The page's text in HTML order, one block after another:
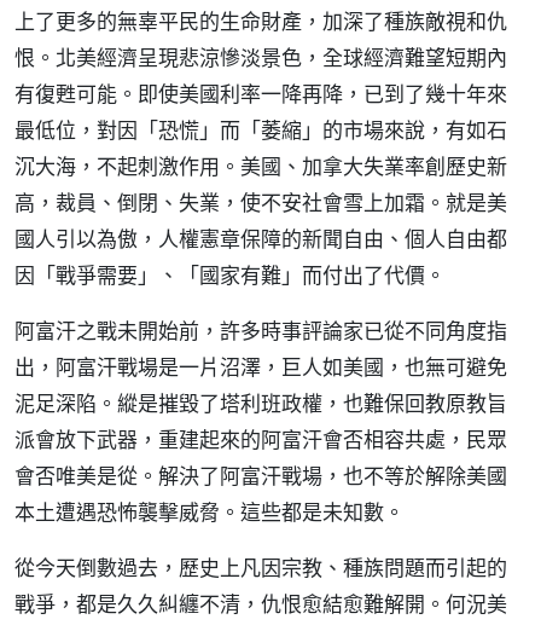
上了更多的無辜平民的生命財產，加深了種族敵視和仇
恨。北美經濟呈現悲涼慘淡景色，全球經濟難望短期內
有復甦可能。即使美國利率一降再降，已到了幾十年來
最低位，對因「恐慌」而「萎縮」的市場來說，有如石
沉大海，不起刺激作用。美國、加拿大失業率創歷史新
高，裁員、倒閉、失業，使不安社會雪上加霜。就是美
國人引以為傲，人權憲章保障的新聞自由、個人自由都
因「戰爭需要」、「國家有難」而付出了代價。
阿富汗之戰未開始前，許多時事評論家已從不同角度指
出，阿富汗戰場是一片沼澤，巨人如美國，也無可避免
泥足深陷。縱是摧毀了塔利班政權，也難保回教原教旨
派會放下武器，重建起來的阿富汗會否相容共處，民眾
會否唯美是從。解決了阿富汗戰場，也不等於解除美國
本土遭遇恐怖襲擊威脅。這些都是未知數。
從今天倒數過去，歷史上凡因宗教、種族問題而引起的
戰爭，都是久久糾纏不清，仇恨愈結愈難解開。何況美